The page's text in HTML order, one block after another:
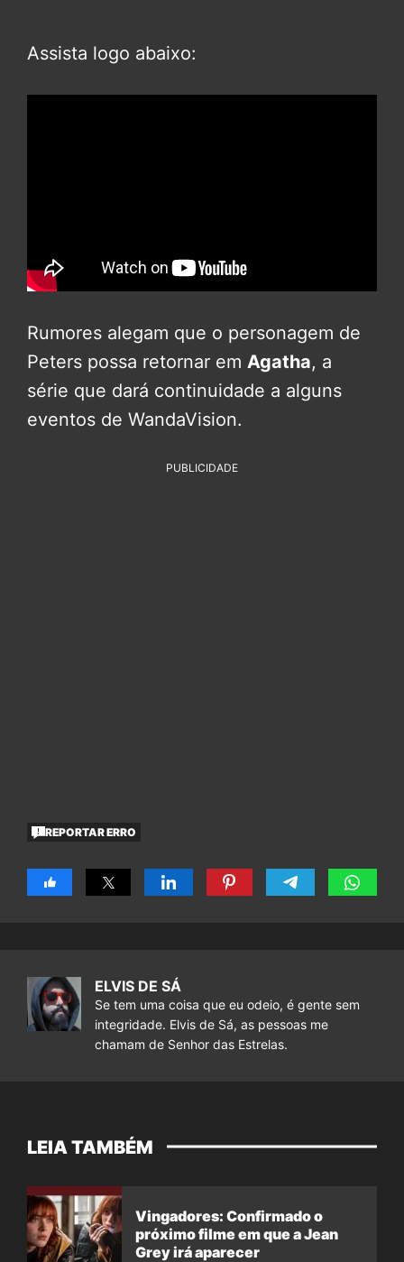
Assista logo abaixo:
Rumores alegam que o personagem de
Peters possa retornar em Agatha, a
série que dará continuidade a alguns
eventos de WandaVision.
PUBLICIDADE
REPORTAR ERRO
ELVIS DE SÁ
Se tem uma coisa que eu odeio, é gente sem
integridade. Elvis de Sá, as pessoas me
chamam de Senhor das Estrelas.
LEIA TAMBÉM
Vingadores: Confirmado o
próximo filme em que a Jean
Grey irá aparecer